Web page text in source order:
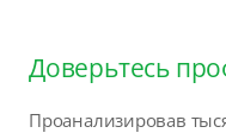
Доверьтесь
Проанализировав